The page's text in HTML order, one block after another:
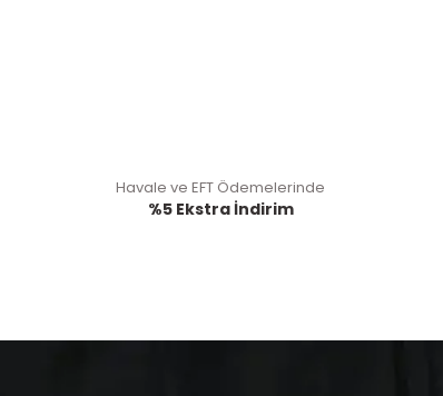
Havale ve EFT Ödemelerinde
%5 Ekstra İndirim